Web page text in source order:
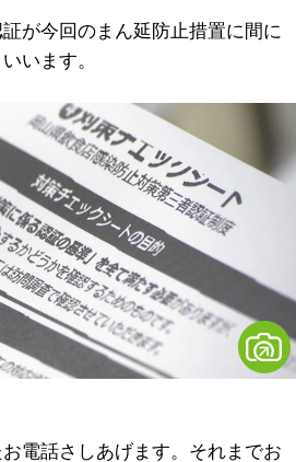
が今回のまん延防止措置に間に
います。
お電話さしあげます。それまでお